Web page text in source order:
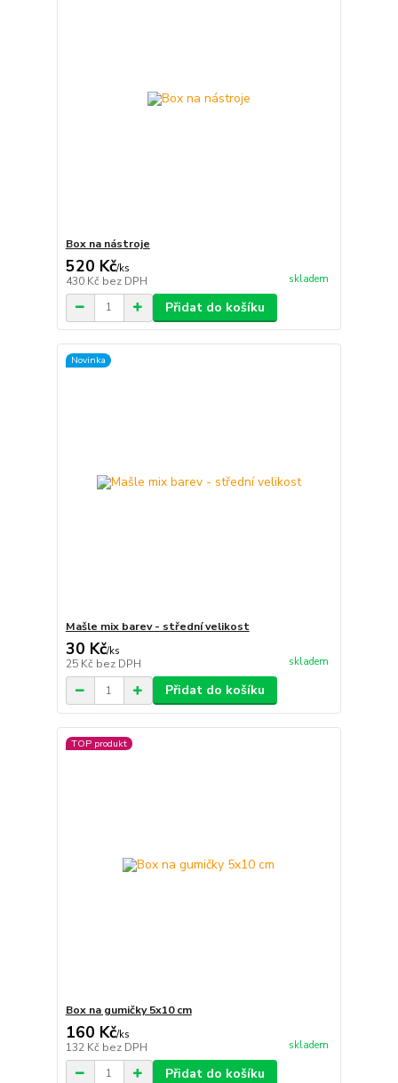
Box na nástroje
520 Kč/ks
430 Kč bez DPH skladem
Přidat do košíku
Novinka
Mašle mix barev - střední velikost
30 Kč/ks
25 Kč bez DPH skladem
Přidat do košíku
TOP produkt
Box na gumičky 5x10 cm
160 Kč/ks
132 Kč bez DPH skladem
Přidat do košíku